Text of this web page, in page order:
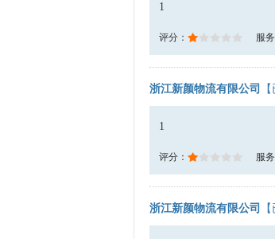
1
评分： 服
浙江新颜物流有限公司
1
评分： 服
浙江新颜物流有限公司